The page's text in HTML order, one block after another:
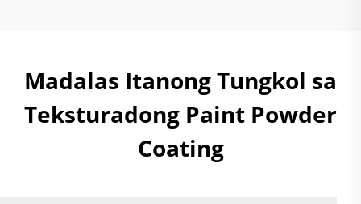
Madalas Itanong Tungkol sa
Teksturadong Paint Powder
Coating